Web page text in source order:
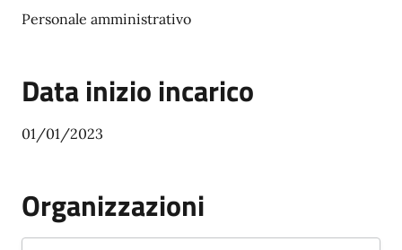
Personale amministrativo
Data inizio incarico
01/01/2023
Organizzazioni